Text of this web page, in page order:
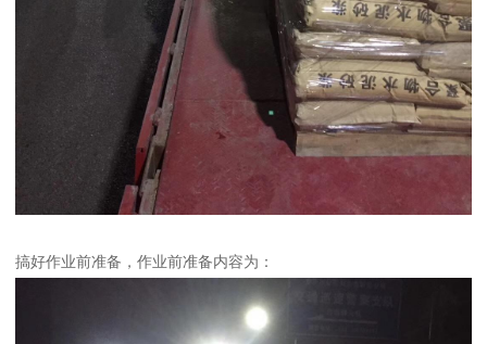
搞好作业前准备，作业前准备内容为：